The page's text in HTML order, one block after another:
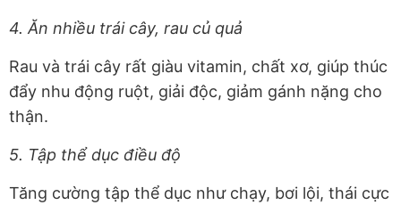
4. Ăn nhiều trái cây, rau củ quả
Rau và trái cây rất giàu vitamin, chất xơ, giúp thúc
đẩy nhu động ruột, giải độc, giảm gánh nặng cho
thận.
5. Tập thể dục điều độ
Tăng cường tập thể dục như chạy, bơi lội, thái cực